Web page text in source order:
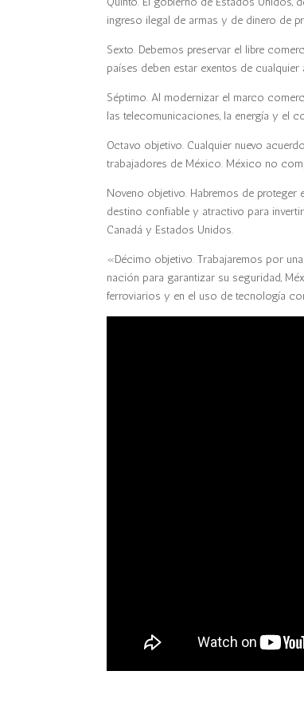
ingreso ilegal de armas y de dinero de
Sexto. Debemos preservar el libre
países deben estar exentos de
Séptimo. Al modernizar el marco
las telecomunicaciones, la energía y el
Octavo objetivo. Cualquier nuevo
trabajadores de México. México no
Noveno objetivo. Habremos de
destino confiable y atractivo para
Canadá y Estados Unidos.
«Décimo objetivo. Trabajaremos por
nación para garantizar su seguridad,
ferroviarios y en el uso de tecnología